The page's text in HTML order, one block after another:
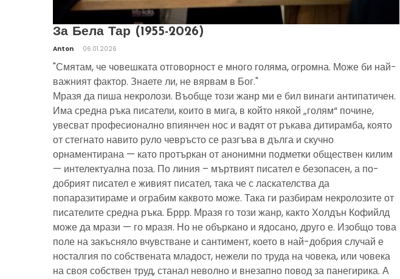
За Бела Тар (1955-2026)
Anton 06.01.2026
"Смятам, че човешката отговорност е много голяма, огромна. Може би най-
важният фактор. Знаете ли, не вярвам в Бог."
Мразя да пиша некролози. Въобще този жанр ми е бил винаги антипатичен.
Има средна ръка писатели, които в мига, в който някой „голям“ почине,
увесват професионално впиянчен нос и вадят от ръкава дитирамба, която
от стегнато навито руло чевръсто се разгъва в дълга и скучно
орнаментирана — като протъркан от анонимни подметки обществен килим
— интелектуална поза. По линия – мъртвият писател е безопасен, а по-
добрият писател е живият писател, така че с ласкателства да
попаразитираме и ограбим каквото може. Така ги разбирам некролозите от
писателите средна ръка. Бррр. Мразя го този жанр, както Холдън Кофийлд
може да мрази — го мразя. Но не объркано и ядосано, друго е. Изобщо това
поле на закъсняло вчувстване и сантимент, което в най-добрия случай е
носталгия по собствената младост, нежели по труда на човека, или човека
на своя собствен труд, станал неволно и внезапно повод за панегирика. А